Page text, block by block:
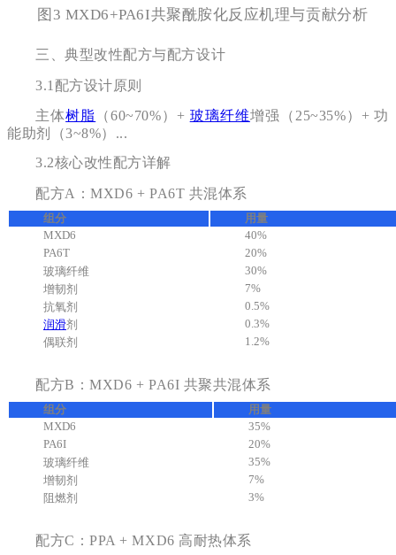
图3 MXD6+PA6I共聚酰胺化反应机理与贡献分析
三、典型改性配方与配方设计
3.1 配方设计原则
主体树脂 （60~70%）+ 玻璃纤维增强（25~35%）+ 功
能助剂（3~8%）...
3.2核心改性配方详解
配方A：MXD6 + PA6T 共混体系
组分
用量
MXD6
40%
PA6T
20%
玻璃纤维
30%
增韧剂
7%
抗氧剂
0.5%
润滑剂
0.3%
偶联剂
1.2%
配方B：MXD6 + PA6I 共聚共混体系
组分
用量
MXD6
35%
PA6I
20%
玻璃纤维
35%
增韧剂
7%
阻燃剂
3%
配方C：PPA + MXD6 高耐热体系